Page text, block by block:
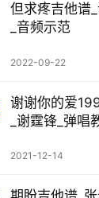
但求疼吉他谱
_音频示范
2022-09-22
谢谢你的爱
_谢霆锋_弹唱
2021-12-14